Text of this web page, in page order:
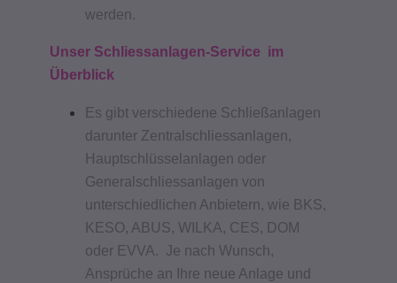
werden.
Unser Schliessanlagen-Service im
Überblick
Es gibt verschiedene Schließanlagen
darunter Zentralschliessanlagen,
Hauptschlüsselanlagen oder
Generalschliessanlagen von
unterschiedlichen Anbietern, wie BKS,
KESO, ABUS, WILKA, CES, DOM
oder EVVA. Je nach Wunsch,
Ansprüche an Ihre neue Anlage und